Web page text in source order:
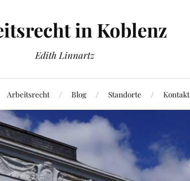
in Koblenz
Edith Linnartz
Arbeitsrecht Blog Standorte Kontakt